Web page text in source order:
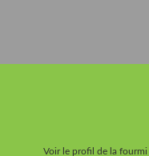
Voir le profil de la fourmi